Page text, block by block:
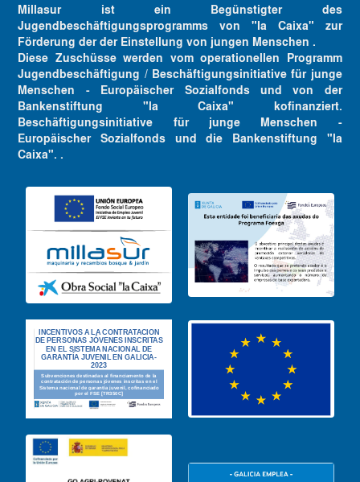
Millasur ist ein Begünstigter des
Jugendbeschäftigungsprogramms von "la Caixa" zur
Förderung der der Einstellung von jungen Menschen .
Diese Zuschüsse werden vom operationellen Programm
Jugendbeschäftigung / Beschäftigungsinitiative für junge
Menschen - Europäischer Sozialfonds und von der
Bankenstiftung "la Caixa" kofinanziert.
Beschäftigungsinitiative für junge Menschen -
Europäischer Sozialfonds und die Bankenstiftung "la
Caixa". .